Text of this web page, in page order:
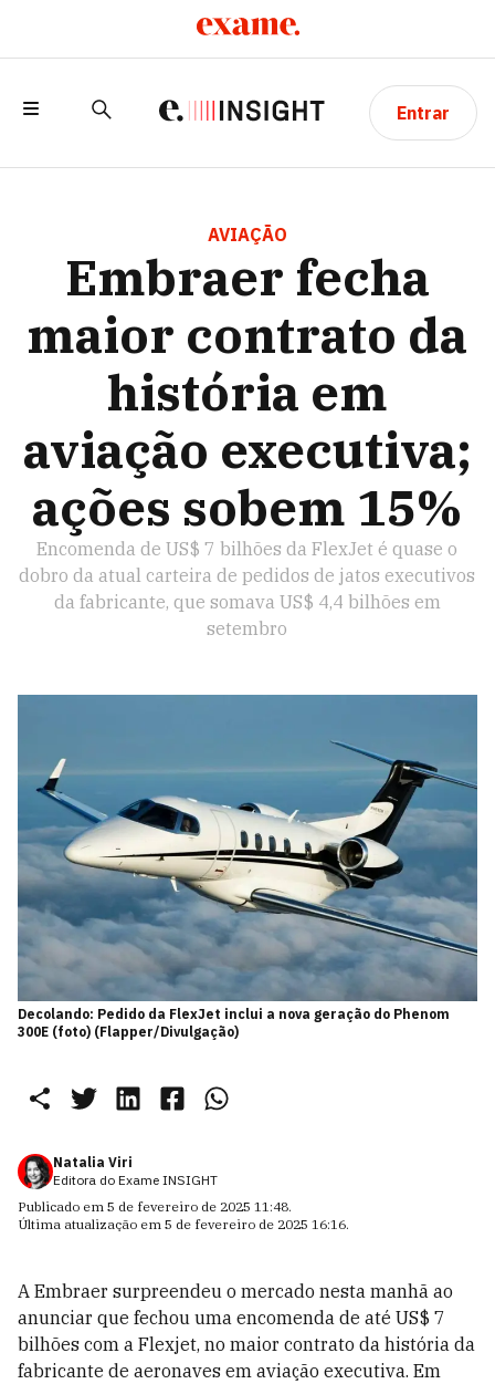
Entrar
HISTÓRIA EM AVIAÇÃO EXECUTIVA;
AÇÕES SOBEM 15%
AVIAÇÃO
Embraer fecha
maior contrato da
história em
aviação executiva;
ações sobem 15%
Encomenda de US$ 7 bilhões da FlexJet é quase o
dobro da atual carteira de pedidos de jatos executivos
da fabricante, que somava US$ 4,4 bilhões em
setembro
Decolando: Pedido da FlexJet inclui a nova geração do Phenom
300E (foto) (Flapper/Divulgação)
Natalia Viri
Editora do Exame INSIGHT
Publicado em 5 de fevereiro de 2025 11:48.
Última atualização em 5 de fevereiro de 2025 16:16.
A Embraer surpreendeu o mercado nesta manhã ao
anunciar que fechou uma encomenda de até US$ 7
bilhões com a Flexjet, no maior contrato da história da
fabricante de aeronaves em aviação executiva. Em